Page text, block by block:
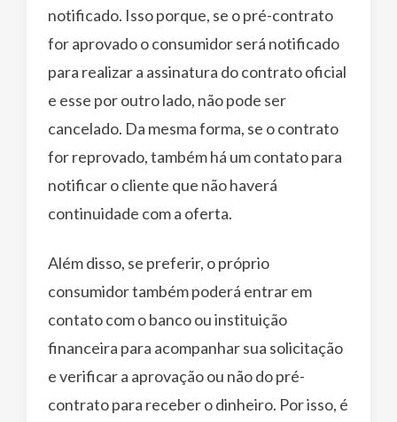
notificado. Isso porque, se o pré-contrato
for aprovado o consumidor será notificado
para realizar a assinatura do contrato oficial
e esse por outro lado, não pode ser
cancelado. Da mesma forma, se o contrato
for reprovado, também há um contato para
notificar o cliente que não haverá
continuidade com a oferta.
Além disso, se preferir, o próprio
consumidor também poderá entrar em
contato com o banco ou instituição
financeira para acompanhar sua solicitação
e verificar a aprovação ou não do pré-
contrato para receber o dinheiro. Por isso, é